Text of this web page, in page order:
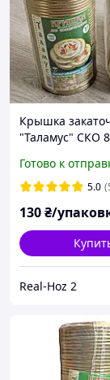
Крышка
"Таламус" СКО
Готово к
5.0
130₴/
Real-Hoz 2